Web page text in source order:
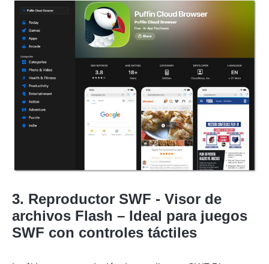
3. Reproductor SWF - Visor de
archivos Flash – Ideal para juegos
SWF con controles táctiles